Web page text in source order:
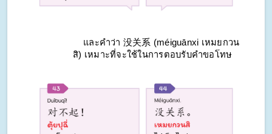
และคำว่า 没关系 (méiguānxi เหมยกวน
สิ) เหมาะที่จะใช้ในการตอบรับคำขอโทษ